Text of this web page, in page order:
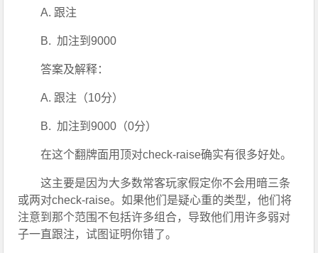
A. 跟注
B.  加注到9000
答案及解释：
A. 跟注（10分）
B.  加注到9000（0分）
在这个翻牌面用顶对check-raise确实有很多好处。
这主要是因为大多数常客玩家假定你不会用暗三条
或两对check-raise。如果他们是疑心重的类型，他们将
注意到那个范围不包括许多组合，导致他们用许多弱对
子一直跟注，试图证明你错了。